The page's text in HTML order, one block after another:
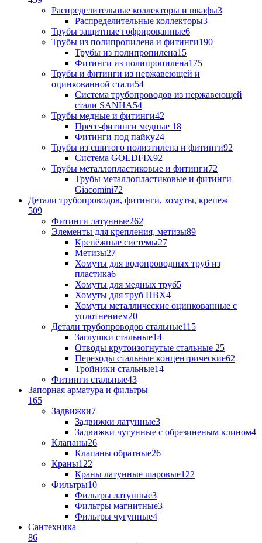
Распределительные коллекторы и шкафы3
Распределительные коллекторы3
Трубы защитные гофрированные6
Трубы из полипропилена и фитинги190
Трубы из полипропилена15
Фитинги из полипропилена175
Трубы и фитинги из нержавеющей и
оцинкованной стали54
Система трубопроводов из нержавеющей
стали SANHA54
Трубы медные и фитинги42
Пресс-фитинги медные 18
Фитинги под пайку24
Трубы из сшитого полиэтилена и фитинги92
Система GOLDFIX92
Трубы металлопластиковые и фитинги72
Трубы металлопластиковые и фитинги
Giacomini72
Детали трубопроводов, фитинги, хомуты, крепеж
509
Фитинги латунные262
Элементы для крепления, метизы89
Крепёжные системы27
Метизы27
Хомуты для водопроводных труб из
пластика6
Хомуты для медных труб5
Хомуты для труб ПВХ4
Хомуты металлические оцинкованные с
уплотнением20
Детали трубопроводов стальные115
Заглушки стальные14
Отводы крутоизогнутые стальные 25
Переходы стальные концентрические62
Тройники стальные14
Фитинги стальные43
Запорная арматура и фильтры
165
Задвижки7
Задвижки латунные3
Задвижки чугунные с обрезиненым клином4
Клапаны26
Клапаны обратные26
Краны122
Краны латунные шаровые122
Фильтры10
Фильтры латунные3
Фильтры магнитные3
Фильтры чугунные4
Сантехника
86